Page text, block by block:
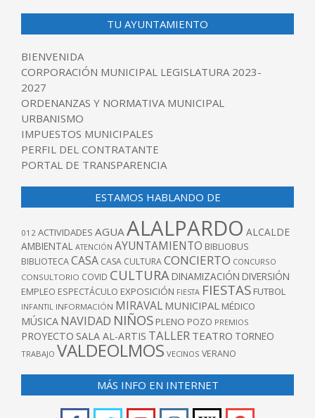
TU AYUNTAMIENTO
BIENVENIDA
CORPORACIÓN MUNICIPAL LEGISLATURA 2023-
2027
ORDENANZAS Y NORMATIVA MUNICIPAL
URBANISMO
IMPUESTOS MUNICIPALES
PERFIL DEL CONTRATANTE
PORTAL DE TRANSPARENCIA
ESTAMOS HABLANDO DE
012 ACTIVIDADES AGUAALALPARDO ALCALDE
AMBIENTAL ATENCIÓN AYUNTAMIENTO BIBLIOBUS
BIBLIOTECACASA CASA CULTURACONCIERTO CONCURSO
CONSULTORIO COVID CULTURA DINAMIZACIÓN DIVERSIÓN
EMPLEO ESPECTÁCULO EXPOSICIÓN FIESTA FIESTAS FUTBOL
INFANTIL INFORMACIÓN MIRAVAL MUNICIPAL MÉDICO
MÚSICA NAVIDAD NIÑOS PLENO POZO PREMIOS
PROYECTO SALA AL-ARTIS TALLER TEATRO TORNEO
TRABAJO VALDEOLMOS VECINOS VERANO
MÁS INFO EN INTERNET